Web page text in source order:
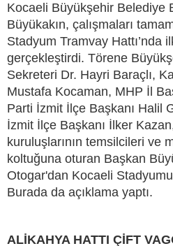
Kocaeli Büyükşehir Belediye
Büyükakın, çalışmaları
Stadyum Tramvay Hattı’nda
gerçekleştirdi. Törene
Sekreteri Dr. Hayri Baraçlı,
Mustafa Kocaman, MHP İl
Parti İzmit İlçe Başkanı Halil
İzmit İlçe Başkanı İlker
kuruluşlarının temsilcileri ve
koltuğuna oturan Başkan
Otogar'dan Kocaeli
Burada da açıklama yaptı.
ALİKAHYA HATTI ÇİFT